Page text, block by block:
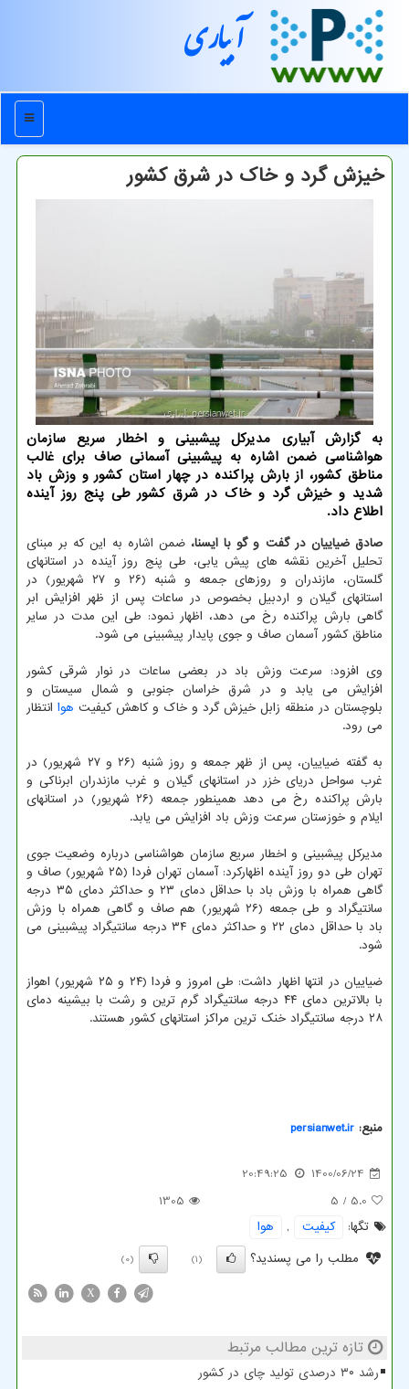
آبیاری
منو
خیزش گرد و خاک در شرق کشور
به گزارش آبیاری مدیرکل پیشبینی و اخطار سریع سازمان
هواشناسی ضمن اشاره به پیشبینی آسمانی صاف برای غالب
مناطق کشور، از بارش پراکنده در چهار استان کشور و وزش باد
شدید و خیزش گرد و خاک در شرق کشور طی پنج روز آینده
اطلاع داد.
صادق ضیاییان در گفت و گو با ایسنا،ضمن اشاره به این که بر مبنای
تحلیل آخرین نقشه های پیش یابی، طی پنج روز آینده در استانهای
گلستان، مازندران و روزهای جمعه و شنبه (۲۶ و ۲۷ شهریور) در
استانهای گیلان و اردبیل بخصوص در ساعات پس از ظهر افزایش ابر
گاهی بارش پراکنده رخ می دهد، اظهار نمود: طی این مدت در سایر
مناطق کشور آسمان صاف و جوی پایدار پیشبینی می شود.
وی افزود: سرعت وزش باد در بعضی ساعات در نوار شرقی کشور
افزایش می یابد و در شرق خراسان جنوبی و شمال سیستان و
بلوچستان در منطقه زابل خیزش گرد و خاک و کاهش کیفیت هوا انتظار
می رود.
به گفته ضیاییان، پس از ظهر جمعه و روز شنبه (۲۶ و ۲۷ شهریور) در
غرب سواحل دریای خزر در استانهای گیلان و غرب مازندران ابرناکی و
بارش پراکنده رخ می دهد همینطور جمعه (۲۶ شهریور) در استانهای
ایلام و خوزستان سرعت وزش باد افزایش می یابد.
مدیرکل پیشبینی و اخطار سریع سازمان هواشناسی درباره وضعیت جوی
تهران طی دو روز آینده اظهارکرد: آسمان تهران فردا (۲۵ شهریور) صاف و
گاهی همراه با وزش باد با حداقل دمای ۲۳ و حداکثر دمای ۳۵ درجه
سانتیگراد و طی جمعه (۲۶ شهریور) هم صاف و گاهی همراه با وزش
باد با حداقل دمای ۲۲ و حداکثر دمای ۳۴ درجه سانتیگراد پیشبینی می
شود.
ضیاییان در انتها اظهار داشت: طی امروز و فردا (۲۴ و ۲۵ شهریور) اهواز
با بالاترین دمای ۴۴ درجه سانتیگراد گرم ترین و رشت با بیشینه دمای
۲۸ درجه سانتیگراد خنک ترین مراکز استانهای کشور هستند.
منبع: persianwet.ir
1400/06/24
20:49:25
5.0
/ 5
1305
تگها:
كیفیت ,
هوا
مطلب را می پسندید؟
(1)
(0)
X
تازه ترین مطالب مرتبط
رشد ۳۰ درصدی تولید چای در کشور